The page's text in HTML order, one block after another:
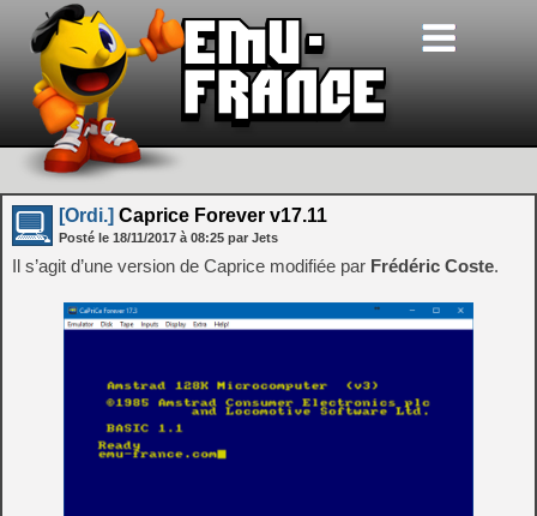
[Ordi.] Caprice Forever v17.11
Posté le 18/11/2017 à 08:25 par Jets
Il s’agit d’une version de Caprice modifiée par Frédéric Coste.